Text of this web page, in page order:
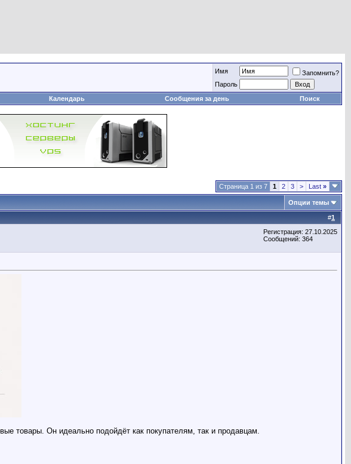
Имя
Запомнить?
Пароль
Календарь Сообщения за день Поиск
Страница 1 из 7 1 2 3 > Last »
Опции темы
#1
Регистрация: 27.10.2025
Сообщений: 364
товары. Он идеально подойдёт как покупателям, так и продавцам.